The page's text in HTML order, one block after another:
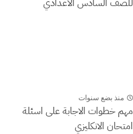
للصف السادس الاعدادي
منذ بضع سنوات
مهم خطوات الاجابة على اسئلة
امتحان الانكليزي